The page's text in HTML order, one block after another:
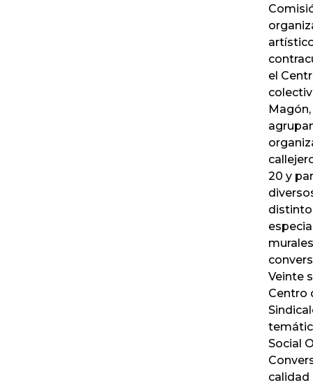
el
20 y
Veinte
Centro
Social